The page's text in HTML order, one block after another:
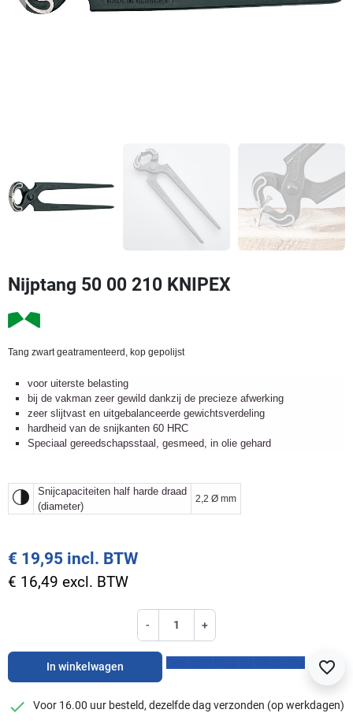
Nijptang 50 00 210 KNIPEX
Tang zwart geatramenteerd, kop gepolijst
voor uiterste belasting
bij de vakman zeer gewild dankzij de precieze afwerking
zeer slijtvast en uitgebalanceerde gewichtsverdeling
hardheid van de snijkanten 60 HRC
Speciaal gereedschapsstaal, gesmeed, in olie gehard
Snijcapaciteiten half harde draad
(diameter)
2,2 Ø mm
€ 19,95 incl. BTW
€ 16,49 excl. BTW
- +
In winkelwagen favorite_border
checkmark
Voor 16.00 uur besteld, dezelfde dag verzonden (op werkdagen)